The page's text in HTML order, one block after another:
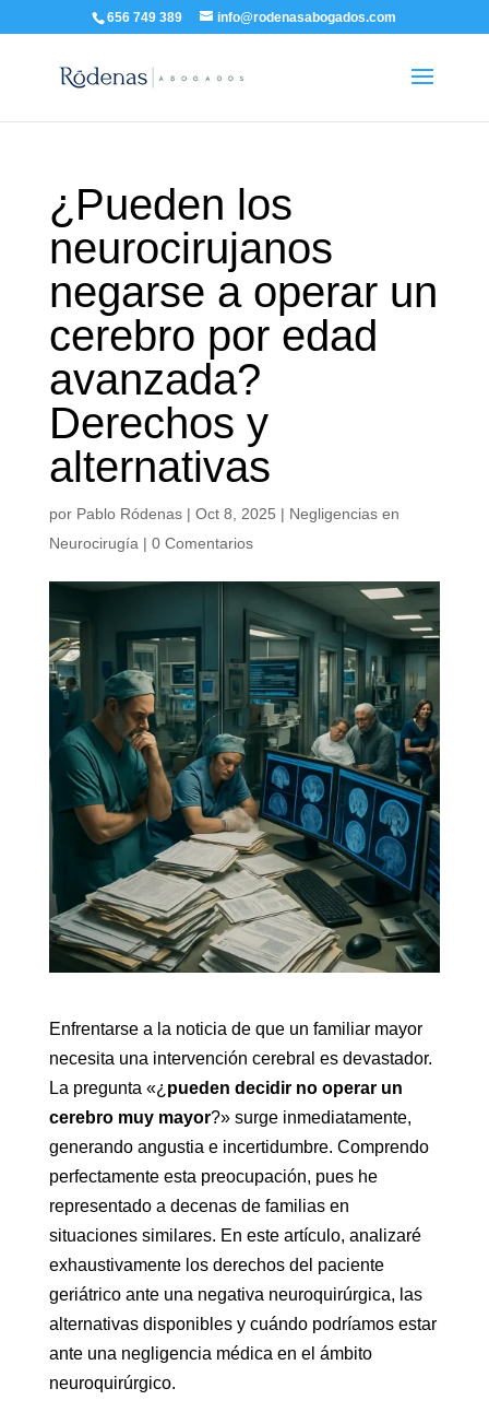
656 749 389 info@rodenasabogados.com
¿Pueden los
neurocirujanos
negarse a operar un
cerebro por edad
avanzada?
Derechos y
alternativas
por Pablo Ródenas| Oct 8, 2025 | Negligencias en
Neurocirugía | 0 Comentarios
Enfrentarse a la noticia de que un familiar mayor
necesita una intervención cerebral es devastador.
La pregunta «¿ pueden decidir no operar un
cerebro muy mayor?» surge inmediatamente,
generando angustia e incertidumbre. Comprendo
perfectamente esta preocupación, pues he
representado a decenas de familias en
situaciones similares. En este artículo, analizaré
exhaustivamente los derechos del paciente
geriátrico ante una negativa neuroquirúrgica, las
alternativas disponibles y cuándo podríamos estar
ante una negligencia médica en el ámbito
neuroquirúrgico.